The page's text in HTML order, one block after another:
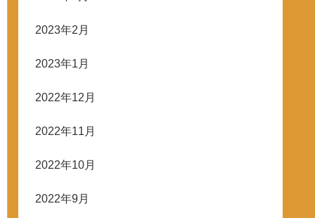
2023年2月
2023年1月
2022年12月
2022年11月
2022年10月
2022年9月